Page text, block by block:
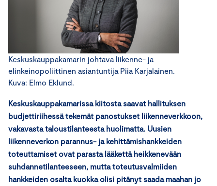
Keskuskauppakamarin johtava liikenne- ja
elinkeinopoliittinen asiantuntija Piia Karjalainen.
Kuva: Elmo Eklund.
Keskuskauppakamarissa kiitosta saavat hallituksen
budjettiriihessä tekemät panostukset liikenneverkkoon,
vakavasta taloustilanteesta huolimatta. Uusien
liikenneverkon parannus- ja kehittämishankkeiden
toteuttamiset ovat parasta lääkettä heikkenevään
suhdannetilanteeseen, mutta toteutusvalmiiden
hankkeiden osalta kuokka olisi pitänyt saada maahan jo